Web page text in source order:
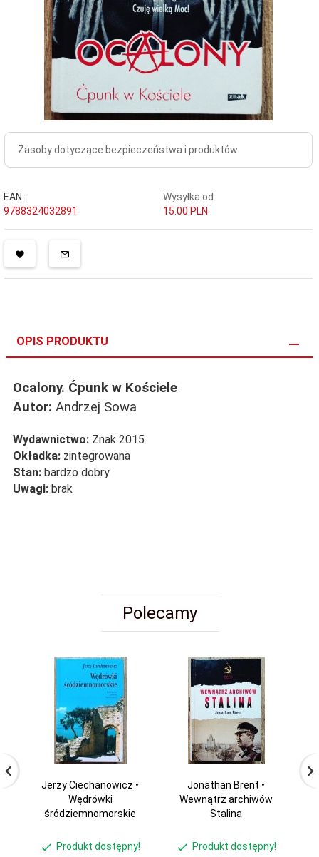
Zasoby dotyczące bezpieczeństwa i produktów
EAN:
9788324032891
Wysyłka od:
15.00 PLN
OPIS PRODUKTU
Ocalony. Ćpunk w Kościele
Autor: Andrzej Sowa
Wydawnictwo: Znak 2015
Okładka: zintegrowana
Stan: bardzo dobry
Uwagi: brak
Polecamy
Jerzy Ciechanowicz •
Wędrówki
śródziemnomorskie
Produkt dostępny!
Jonathan Brent •
Wewnątrz archiwów
Stalina
Produkt dostępny!